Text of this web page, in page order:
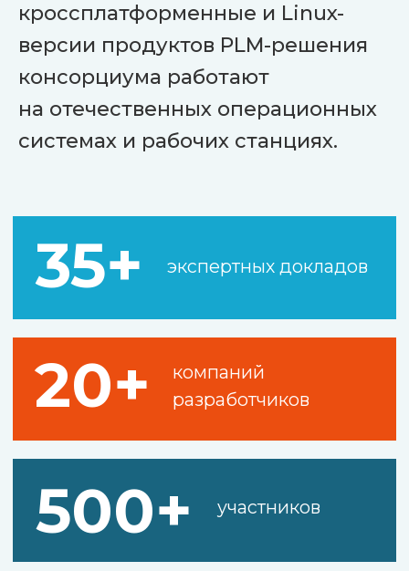
кроссплатформенные и Linux-
версии продуктов PLM-решения
консорциума работают
на отечественных операционных
системах и рабочих станциях.
Программа